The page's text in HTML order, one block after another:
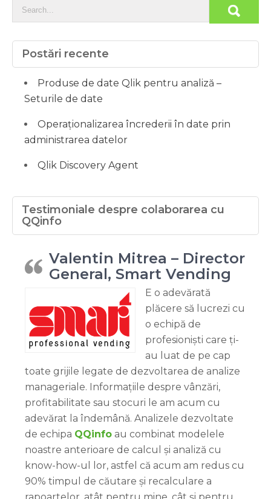
Postări recente
Produse de date Qlik pentru analiză –
Seturile de date
Operaționalizarea încrederii în date prin
administrarea datelor
Qlik Discovery Agent
Testimoniale despre colaborarea cu
QQinfo
Valentin Mitrea – Director
General, Smart Vending
E o adevărată
plăcere să lucrezi cu
o echipă de
profesioniști care ți-
au luat de pe cap
toate grijile legate de dezvoltarea de analize
manageriale. Informațiile despre vânzări,
profitabilitate sau stocuri le am acum cu
adevărat la îndemână. Analizele dezvoltate
de echipa QQinfo au combinat modelele
noastre anterioare de calcul și analiză cu
know-how-ul lor, astfel că acum am redus cu
90% timpul de căutare și recalculare a
rapoartelor, atât pentru mine, cât și pentru